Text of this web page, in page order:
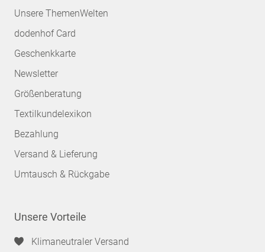
Unsere ThemenWelten
dodenhof Card
Geschenkkarte
Newsletter
Größenberatung
Textilkundelexikon
Bezahlung
Versand & Lieferung
Umtausch & Rückgabe
Unsere Vorteile
Klimaneutraler Versand